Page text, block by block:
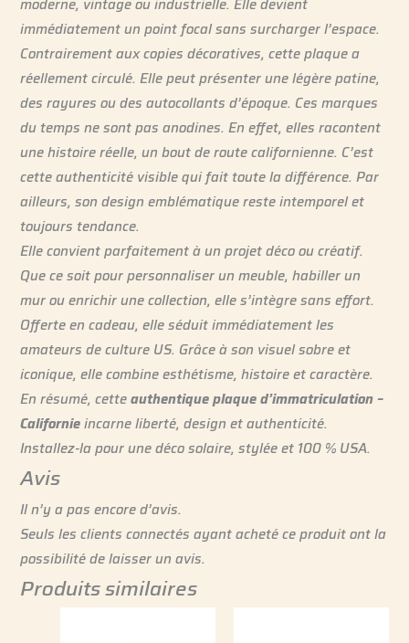
immédiatement un point focal sans surcharger l’espace.
Contrairement aux copies décoratives, cette plaque a
réellement circulé. Elle peut présenter une légère patine,
des rayures ou des autocollants d’époque. Ces marques
du temps ne sont pas anodines. En effet, elles racontent
une histoire réelle, un bout de route californienne. C’est
cette authenticité visible qui fait toute la différence. Par
ailleurs, son design emblématique reste intemporel et
toujours tendance.
Elle convient parfaitement à un projet déco ou créatif.
Que ce soit pour personnaliser un meuble, habiller un
mur ou enrichir une collection, elle s’intègre sans effort.
Offerte en cadeau, elle séduit immédiatement les
amateurs de culture US. Grâce à son visuel sobre et
iconique, elle combine esthétisme, histoire et caractère.
En résumé, cetteauthentique plaque d’immatriculation –
Californieincarne liberté, design et authenticité.
Installez-la pour une déco solaire, stylée et 100 % USA.
Avis
Il n’y a pas encore d’avis.
Seuls les clients connectés ayant acheté ce produit ont la
possibilité de laisser un avis.
Produits similaires